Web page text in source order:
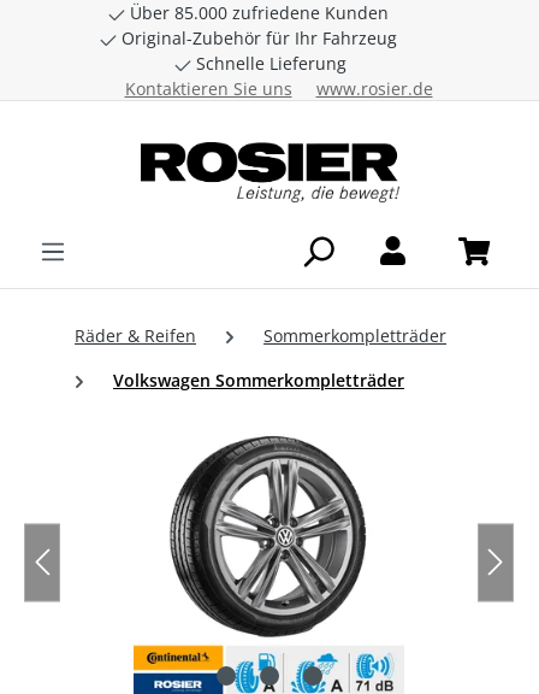
Zum Hauptinhalt springen
Über 85.000 zufriedene Kunden
Original-Zubehör für Ihr Fahrzeug
Schnelle Lieferung
Kontaktieren Sie uns
www.rosier.de
Räder & Reifen
Sommerkompletträder
Volkswagen Sommerkompletträder
Bildergalerie überspringen